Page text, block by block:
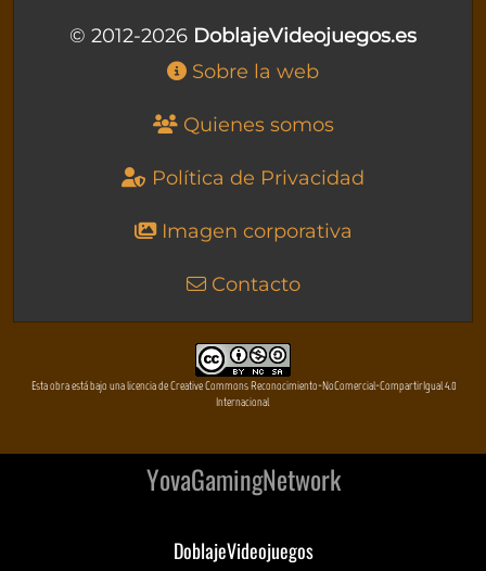
© 2012-2026 DoblajeVideojuegos.es
Sobre la web
Quienes somos
Política de Privacidad
Imagen corporativa
Contacto
Esta obra está bajo una licencia de Creative Commons Reconocimiento-NoComercial-CompartirIgual 4.0
Internacional
YovaGamingNetwork
DoblajeVideojuegos